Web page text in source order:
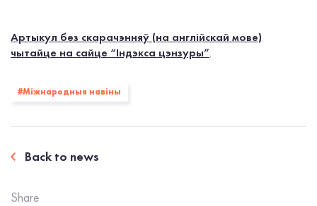
Артыкул без скарачэнняў (на англійскай мове)
чытайце на сайце “Індэкса цэнзуры”.
#Міжнародныя навіны
Back to news
Share